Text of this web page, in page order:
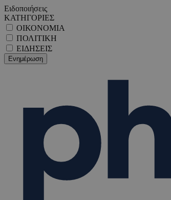
Ειδοποιήσεις
ΚΑΤΗΓΟΡΙΕΣ
ΟΙΚΟΝΟΜΙΑ
ΠΟΛΙΤΙΚΗ
ΕΙΔΗΣΕΙΣ